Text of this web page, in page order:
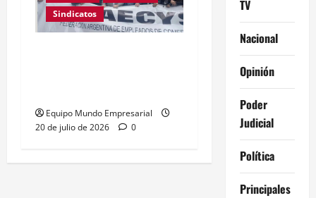
Sindicatos
Equipo Mundo Empresarial
20 de julio de 2026
0
TV
Nacional
Opinión
Poder
Judicial
Política
Principales